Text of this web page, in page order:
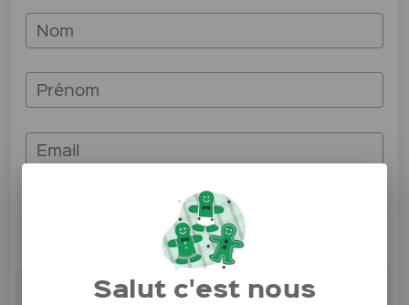
Nom
Prénom
Email
Votre mot de passe doit contenir les éléments suivants :
8 Caractères minimum
Salut c'est nous